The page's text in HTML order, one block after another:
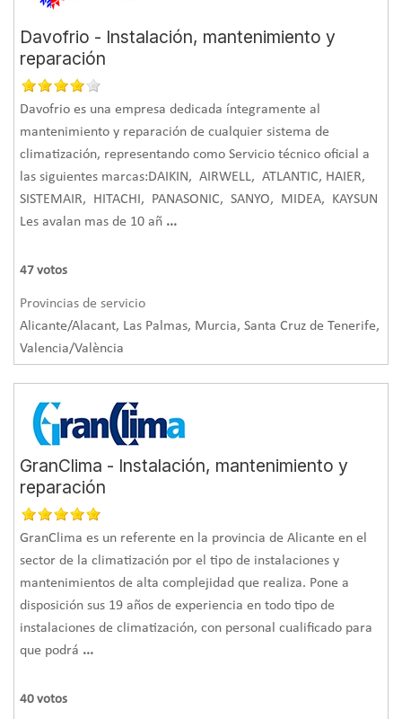
Davofrio - Instalación, mantenimiento y
reparación
Davofrio es una empresa dedicada íntegramente al
mantenimiento y reparación de cualquier sistema de
climatización, representando como Servicio técnico oficial a
las siguientes marcas:DAIKIN, AIRWELL, ATLANTIC, HAIER,
SISTEMAIR, HITACHI, PANASONIC, SANYO, MIDEA, KAYSUN
Les avalan mas de 10 añ ...
47 votos
Provincias de servicio
Alicante/Alacant, Las Palmas, Murcia, Santa Cruz de Tenerife,
Valencia/València
GranClima - Instalación, mantenimiento y
reparación
GranClima es un referente en la provincia de Alicante en el
sector de la climatización por el tipo de instalaciones y
mantenimientos de alta complejidad que realiza. Pone a
disposición sus 19 años de experiencia en todo tipo de
instalaciones de climatización, con personal cualificado para
que podrá ...
40 votos